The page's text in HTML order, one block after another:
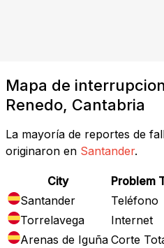
Mapa de
Renedo, Cantabria
La mayoría de reportes de
originaron en Santander.
City Problem
Santander
Teléfono
Torrelavega
Internet
Arenas de Iguña Corte